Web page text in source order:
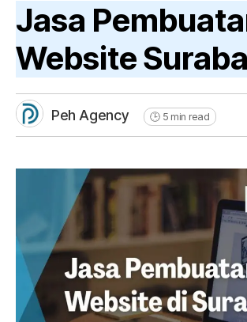
Jasa
Website
Peh Agency 🕒 5 min read